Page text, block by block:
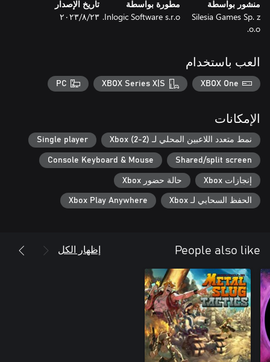
منشور بواسطة
Silesia Games Sp. z
o.o.
مطورة بواسطة
Inlogic Software s.r.o.
تاريخ الإصدار
٢٣‏/٨‏/٢٠٢٣
العب باستخدام
XBOX One
XBOX Series X|S
PC
الإمكانات
نمط متعدد اللاعبين المحلي لـ Xbox (2-2) Single player
Shared/split screen
Console Keyboard & Mouse
إنجازات Xbox حالة حضور Xbox
الحفظ السحابي لـ Xbox Xbox Play Anywhere
People also like إظهار الكل